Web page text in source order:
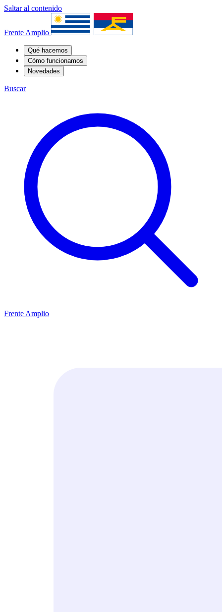
Saltar al contenido
Frente Amplio
Qué hacemos
Cómo funcionamos
Novedades
Buscar
Frente Amplio